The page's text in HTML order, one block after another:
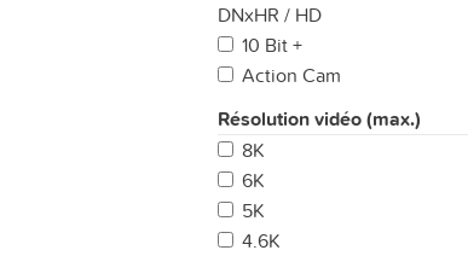
DNxHR / HD
10 Bit +
Action Cam
Résolution vidéo (max.)
8K
6K
5K
4.6K